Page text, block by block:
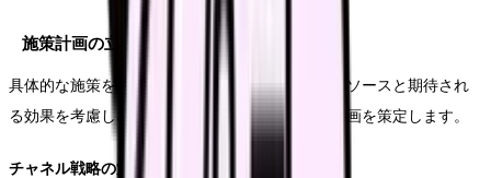
施策計画の立案
具体的な施策を計画する段階では、利用可能なリソースと期待され
る効果を考慮しながら、優先順位をつけて実行計画を策定します。
チャネル戦略の策定